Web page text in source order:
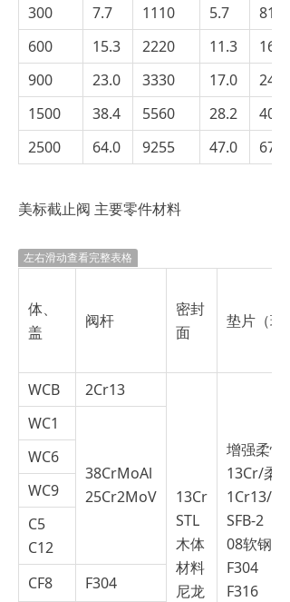
300
7.7 1110 5.7
815
600
15.3 2220 11.3
1630
900
23.0 3330 17.0
2445
1500
38.4 5560 28.2
4080
2500
64.0 9255 47.0 6790
美标截止阀 主要零件材料
左右滑动查看完整表格
体、
盖
阀杆
密封
面
垫片（环）
WCB 2Cr13
13Cr
STL
木体
材料
尼龙
增强柔性
13Cr/柔性
1Cr13/
SFB-2
08软钢
F304
F316
WC1
38CrMoAl
25Cr2MoV
WC6
WC9
C5
C12
CF8
F304